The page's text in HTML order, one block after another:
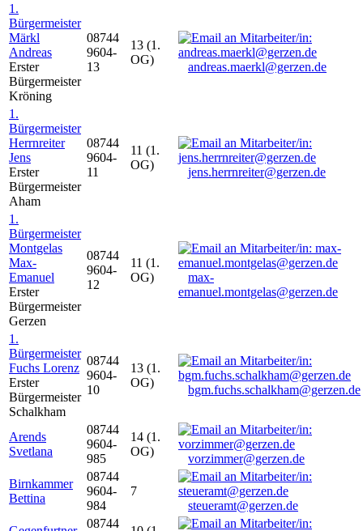
1.
Bürgermeister
Märkl
Andreas
Erster
Bürgermeister
Kröning
08744
9604-
13
13 (1.
OG)
andreas.maerkl@gerzen.de
1.
Bürgermeister
Herrnreiter
Jens
Erster
Bürgermeister
Aham
08744
9604-
11
11 (1.
OG)
jens.herrnreiter@gerzen.de
1.
Bürgermeister
Montgelas
Max-
Emanuel
Erster
Bürgermeister
Gerzen
08744
9604-
12
11 (1.
OG)
max-
emanuel.montgelas@gerzen.de
1.
Bürgermeister
Fuchs Lorenz
Erster
Bürgermeister
Schalkham
08744
9604-
10
13 (1.
OG)
bgm.fuchs.schalkham@gerzen.de
Arends
Svetlana
08744
9604-
985
14 (1.
OG)
vorzimmer@gerzen.de
Birnkammer
Bettina
08744
9604-
984
7
steueramt@gerzen.de
08744